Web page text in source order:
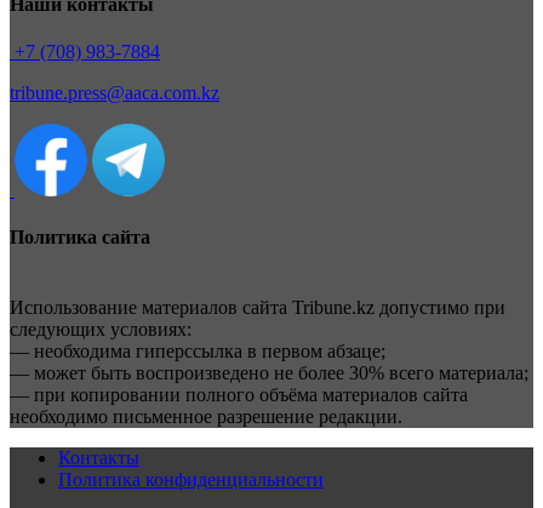
+7 (708) 983-7884
tribune.press@aaca.com.kz
Политика сайта
Использование материалов сайта Tribune.kz допустимо при
следующих условиях:
— необходима гиперссылка в первом абзаце;
— может быть воспроизведено не более 30% всего материала;
— при копировании полного объёма материалов сайта
необходимо письменное разрешение редакции.
Контакты
Политика конфиденциальности